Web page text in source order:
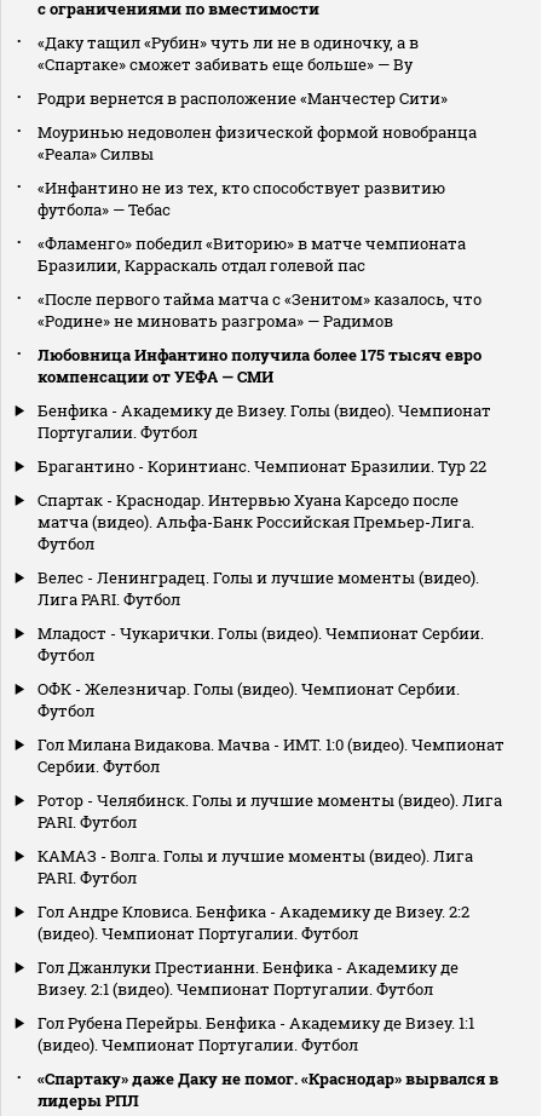
с ограничениями по вместимости
«Даку тащил «Рубин» чуть ли не в одиночку, а в
«Спартаке» сможет забивать еще больше» — Ву
Родри вернется в расположение «Манчестер Сити»
Моуринью недоволен физической формой новобранца
«Реала» Силвы
«Инфантино не из тех, кто способствует развитию
футбола» — Тебас
«Фламенго» победил «Виторию» в матче чемпионата
Бразилии, Карраскаль отдал голевой пас
«После первого тайма матча с «Зенитом» казалось, что
«Родине» не миновать разгрома» — Радимов
Любовница Инфантино получила более 175 тысяч евро
компенсации от УЕФА — СМИ
Бенфика - Академику де Визеу. Голы (видео). Чемпионат
Португалии. Футбол
Брагантино - Коринтианс. Чемпионат Бразилии. Тур 22
Спартак - Краснодар. Интервью Хуана Карседо после
матча (видео). Альфа-Банк Российская Премьер-Лига.
Футбол
Велес - Ленинградец. Голы и лучшие моменты (видео).
Лига PARI. Футбол
Младост - Чукарички. Голы (видео). Чемпионат Сербии.
Футбол
ОФК - Железничар. Голы (видео). Чемпионат Сербии.
Футбол
Гол Милана Видакова. Мачва - ИМТ. 1:0 (видео). Чемпионат
Сербии. Футбол
Ротор - Челябинск. Голы и лучшие моменты (видео). Лига
PARI. Футбол
КАМАЗ - Волга. Голы и лучшие моменты (видео). Лига
PARI. Футбол
Гол Андре Кловиса. Бенфика - Академику де Визеу. 2:2
(видео). Чемпионат Португалии. Футбол
Гол Джанлуки Престианни. Бенфика - Академику де
Визеу. 2:1 (видео). Чемпионат Португалии. Футбол
Гол Рубена Перейры. Бенфика - Академику де Визеу. 1:1
(видео). Чемпионат Португалии. Футбол
«Спартаку» даже Даку не помог. «Краснодар» вырвался в
лидеры РПЛ